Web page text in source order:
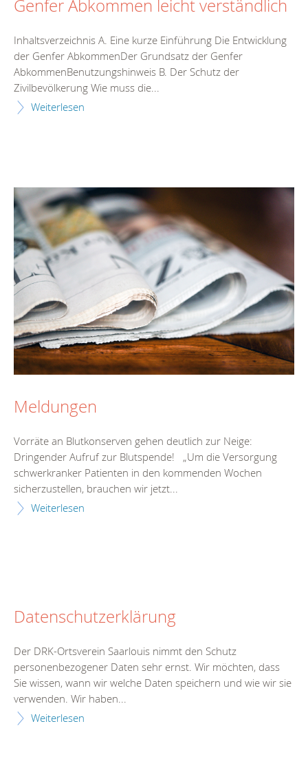
Genfer Abkommen leicht verständlich
Inhaltsverzeichnis A. Eine kurze Einführung Die Entwicklung
der Genfer AbkommenDer Grundsatz der Genfer
AbkommenBenutzungshinweis B. Der Schutz der
Zivilbevölkerung Wie muss die...
Weiterlesen
Meldungen
Vorräte an Blutkonserven gehen deutlich zur Neige:
Dringender Aufruf zur Blutspende! „Um die Versorgung
schwerkranker Patienten in den kommenden Wochen
sicherzustellen, brauchen wir jetzt...
Weiterlesen
Datenschutzerklärung
Der DRK-Ortsverein Saarlouis nimmt den Schutz
personenbezogener Daten sehr ernst. Wir möchten, dass
Sie wissen, wann wir welche Daten speichern und wie wir sie
verwenden. Wir haben...
Weiterlesen